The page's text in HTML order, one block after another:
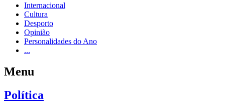
Internacional
Cultura
Desporto
Opinião
Personalidades do Ano
...
Menu
Política